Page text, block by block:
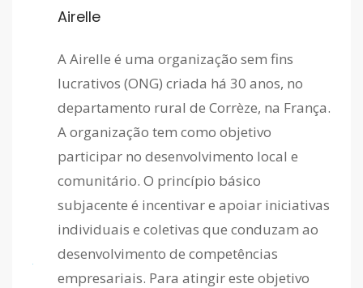
Airelle
A Airelle é uma organização sem fins
lucrativos (ONG) criada há 30 anos, no
departamento rural de Corrèze, na França.
A organização tem como objetivo
participar no desenvolvimento local e
comunitário. O princípio básico
subjacente é incentivar e apoiar iniciativas
individuais e coletivas que conduzam ao
desenvolvimento de competências
empresariais. Para atingir este objetivo